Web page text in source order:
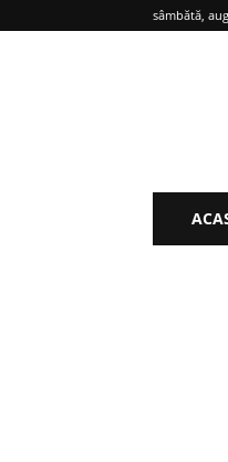
sâmbătă,